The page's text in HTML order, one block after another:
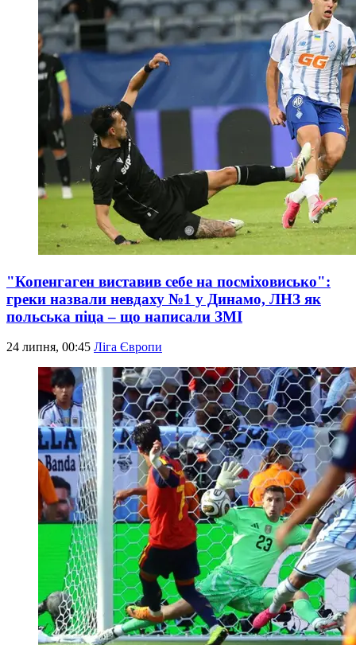
"Копенгаген виставив себе на посміховисько":
греки назвали невдаху №1 у Динамо, ЛНЗ як
польська піца – що написали ЗМІ
24 липня, 00:45 Ліга Європи